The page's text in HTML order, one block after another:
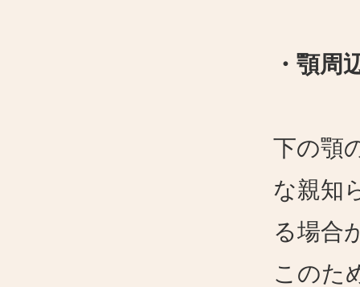
・顎周
下の顎
な親知
る場合
このた